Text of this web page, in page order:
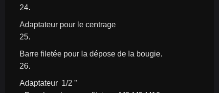
24.
Adaptateur pour le centrage
25.
Barre filetée pour la dépose de la bougie.
26.
Adaptateur  1/2 ”